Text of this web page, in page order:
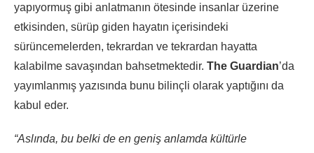
yapıyormuş gibi anlatmanın ötesinde insanlar üzerine
etkisinden, sürüp giden hayatın içerisindeki
sürüncemelerden, tekrardan ve tekrardan hayatta
kalabilme savaşından bahsetmektedir. The Guardian’da
yayımlanmış yazısında bunu bilinçli olarak yaptığını da
kabul eder.
“Aslında, bu belki de en geniş anlamda kültürle